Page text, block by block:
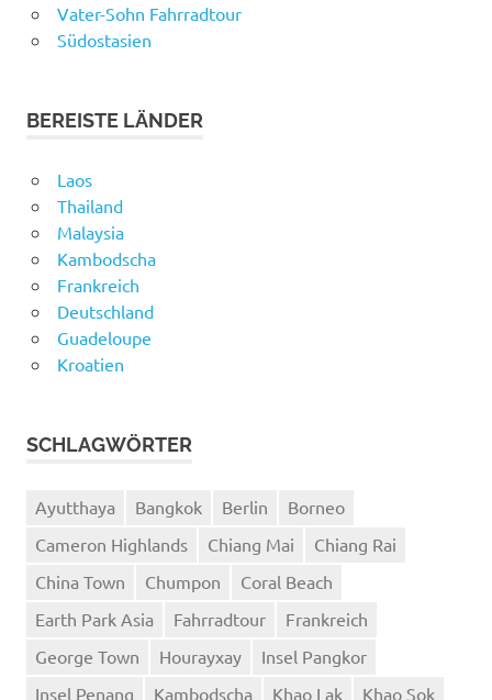
Vater-Sohn Fahrradtour
Südostasien
BEREISTE LÄNDER
Laos
Thailand
Malaysia
Kambodscha
Frankreich
Deutschland
Guadeloupe
Kroatien
SCHLAGWÖRTER
Ayutthaya Bangkok Berlin
Borneo
Cameron Highlands
Chiang Mai
Chiang Rai
China Town
Chumpon
Coral Beach
Earth Park Asia
Fahrradtour
Frankreich
George Town
Hourayxay
Insel Pangkor
Insel Penang
Kambodscha Khao Lak Khao Sok